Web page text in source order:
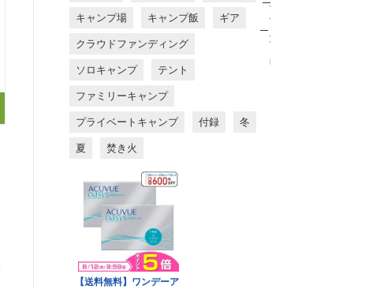
キャンプ場 キャンプ飯 ギア
クラウドファンディング
ソロキャンプ テント
ファミリーキャンプ
プライベートキャンプ 付録 冬
夏 焚き火
す
す
め
商
品